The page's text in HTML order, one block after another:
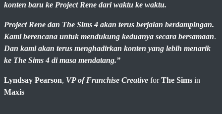
konten baru ke Project Rene dari waktu ke waktu.
Project Rene dan The Sims 4 akan terus berjalan berdampingan.
Kami berencana untuk mendukung keduanya secara bersamaan.
Dan kami akan terus menghadirkan konten yang lebih menarik
ke The Sims 4 di masa mendatang.”
Lyndsay Pearson, VP of Franchise Creative forThe Sims in
Maxis